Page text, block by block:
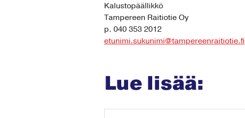
Kalustopäällikkö
Tampereen Raitiotie Oy
p. 040 353 2012
etunimi.sukunimi@tampereenraitiotie.fi
Lue lisää: